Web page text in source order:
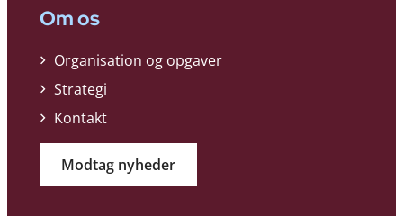
Om os
Organisation og opgaver
Strategi
Kontakt
Modtag nyheder